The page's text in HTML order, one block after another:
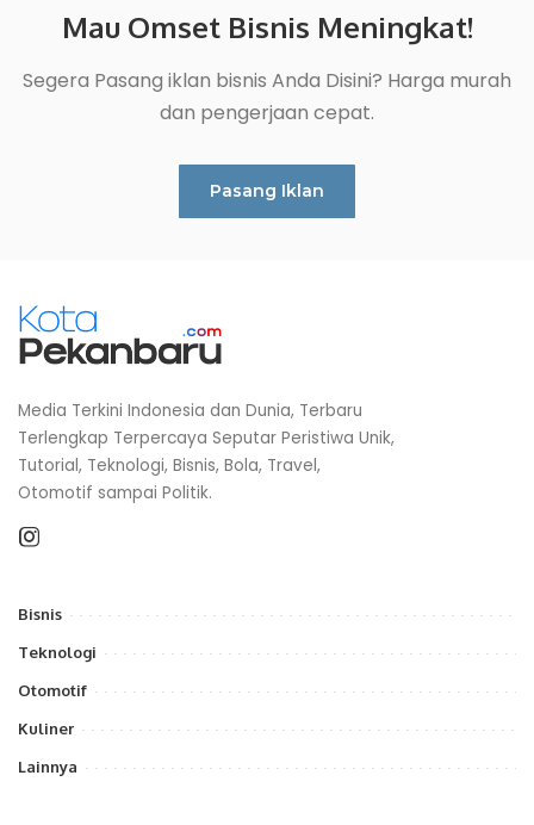
Mau Omset Bisnis Meningkat!
Segera Pasang iklan bisnis Anda Disini? Harga murah
dan pengerjaan cepat.
Pasang Iklan
Media Terkini Indonesia dan Dunia, Terbaru
Terlengkap Terpercaya Seputar Peristiwa Unik,
Tutorial, Teknologi, Bisnis, Bola, Travel,
Otomotif sampai Politik.
Bisnis
Teknologi
Otomotif
Kuliner
Lainnya